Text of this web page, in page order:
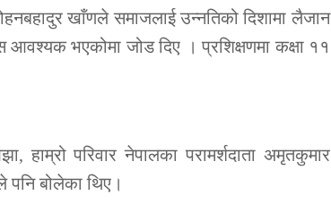
खाँणले समाजलाई उन्नतिको दिशामा लैजान
भएकोमा जोड दिए । प्रशिक्षणमा कक्षा ११
परिवार नेपालका परामर्शदाता अमृतकुमार
पनि बोलेका थिए।